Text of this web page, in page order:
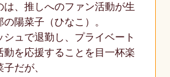
は、推しへのファン活動が生
陽菜子（ひなこ）。
ュで退勤し、プライベート
動を応援することを目一杯楽
だが、